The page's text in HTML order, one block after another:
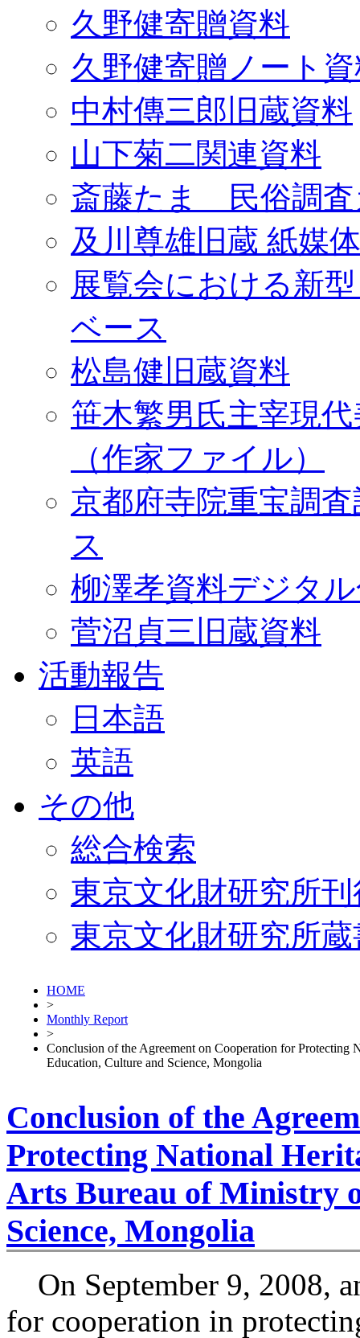
久野健寄贈資料
久野健寄贈ノート
中村傳三郎旧蔵資料
山下菊二関連資料
斎藤たま 民俗調査
及川尊雄旧蔵 紙媒
展覧会における新
ベース
松島健旧蔵資料
笹木繁男氏主宰現
（作家ファイル）
京都府寺院重宝調
ス
柳澤孝資料デジタ
菅沼貞三旧蔵資料
活動報告
日本語
英語
その他
総合検索
東京文化財研究所
東京文化財研究所
HOME
>
Monthly Report
>
Conclusion of the Agreement on Cooperation for
Education, Culture and Science, Mongolia
Conclusion of the
Protecting National
Arts Bureau of Ministry
Science, Mongolia
On September 9, 2008,
for cooperation in